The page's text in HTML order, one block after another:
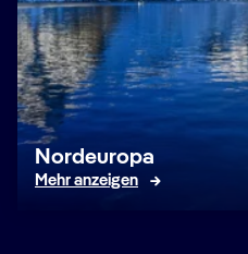
Nordeuropa
Mehr anzeigen